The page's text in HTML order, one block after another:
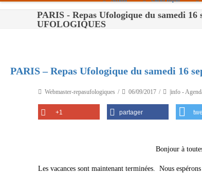
PARIS - Repas Ufologique du samedi 16
UFOLOGIQUES
PARIS – Repas Ufologique du samedi 16
Webmaster-repasufologiques 06/09/2017 |info -
+1 partager
Bonjour à
Les vacances sont maintenant terminées. Nous